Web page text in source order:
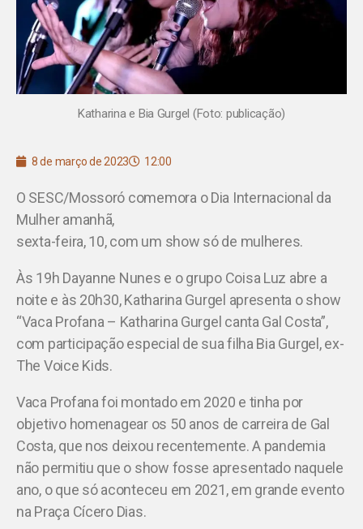
Katharina e Bia Gurgel (Foto: publicação)
8 de março de 2023 12:00
O SESC/Mossoró comemora o Dia Internacional da
Mulher amanhã,
sexta-feira, 10, com um show só de mulheres.
Às 19h Dayanne Nunes e o grupo Coisa Luz abre a
noite e às 20h30, Katharina Gurgel apresenta o show
“Vaca Profana – Katharina Gurgel canta Gal Costa”,
com participação especial de sua filha Bia Gurgel, ex-
The Voice Kids.
Vaca Profana foi montado em 2020 e tinha por
objetivo homenagear os 50 anos de carreira de Gal
Costa, que nos deixou recentemente. A pandemia
não permitiu que o show fosse apresentado naquele
ano, o que só aconteceu em 2021, em grande evento
na Praça Cícero Dias.